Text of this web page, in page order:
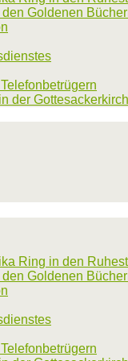
Goldenen
der
Ring in den
Goldenen